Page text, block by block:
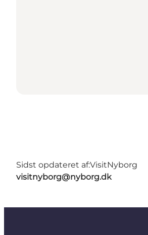
Sidst opdateret af:VisitNyborg
visitnyborg@nyborg.dk